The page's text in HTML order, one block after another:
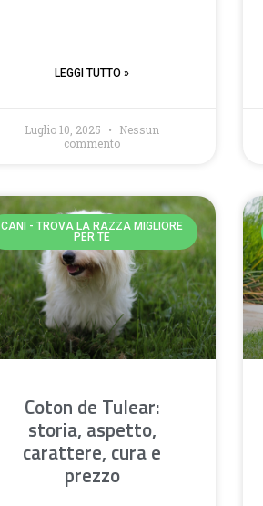
LEGGI TUTTO »
Luglio 10, 2025
Nessun
commento
CANI - TROVA LA RAZZA MIGLIORE
PER TE
Coton de Tulear:
storia, aspetto,
carattere, cura e
prezzo